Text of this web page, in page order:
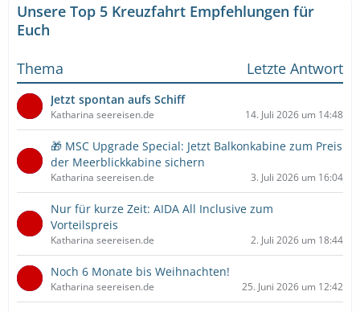
Unsere Top 5 Kreuzfahrt Empfehlungen für
Euch
Thema
Letzte Antwort
Jetzt spontan aufs Schiff
Katharina seereisen.de 14. Juli 2026 um 14:48
🎁 MSC Upgrade Special: Jetzt Balkonkabine zum Preis
der Meerblickkabine sichern
Katharina seereisen.de 3. Juli 2026 um 16:04
Nur für kurze Zeit: AIDA All Inclusive zum
Vorteilspreis
Katharina seereisen.de 2. Juli 2026 um 18:44
Noch 6 Monate bis Weihnachten!
Katharina seereisen.de 25. Juni 2026 um 12:42